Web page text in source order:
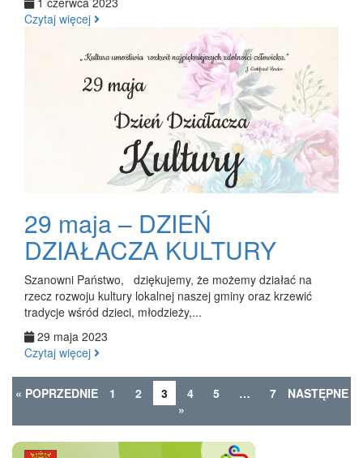
Czytaj więcej
29 maja – DZIEŃ
DZIAŁACZA KULTURY
Szanowni Państwo, dziękujemy, że możemy działać na
rzecz rozwoju kultury lokalnej naszej gminy oraz krzewić
tradycje wśród dzieci, młodzieży,...
29 maja 2023
Czytaj więcej
« POPRZEDNIE 1 2 3 4 5 … 7
NASTĘPNE
»